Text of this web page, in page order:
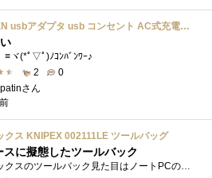
UGREEN usbアダプタ usb コンセント AC式充電器 3.1A PSE認証済み 折りたたみ式プラグ 2ポート
≡ヾ(*ﾟ▽ﾟ)ﾉｺﾝﾊﾞﾝﾜｰ♪
2
0
さん
クス KNIPEX 002111LE ツールバッグ
スに擬態したツールバック
クニペックスのツールバック見た目はノートPCのバックみたい。中には工具を入れるポケットや工具を固定するゴムバンドが付いています。